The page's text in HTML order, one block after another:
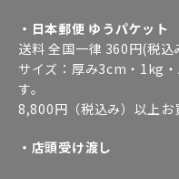
・日本郵便 ゆうパケット
送料 全国一律 360円(税
サイズ：厚み3cm・1kg
す。
8,800円（税込み）以上
・店頭受け渡し